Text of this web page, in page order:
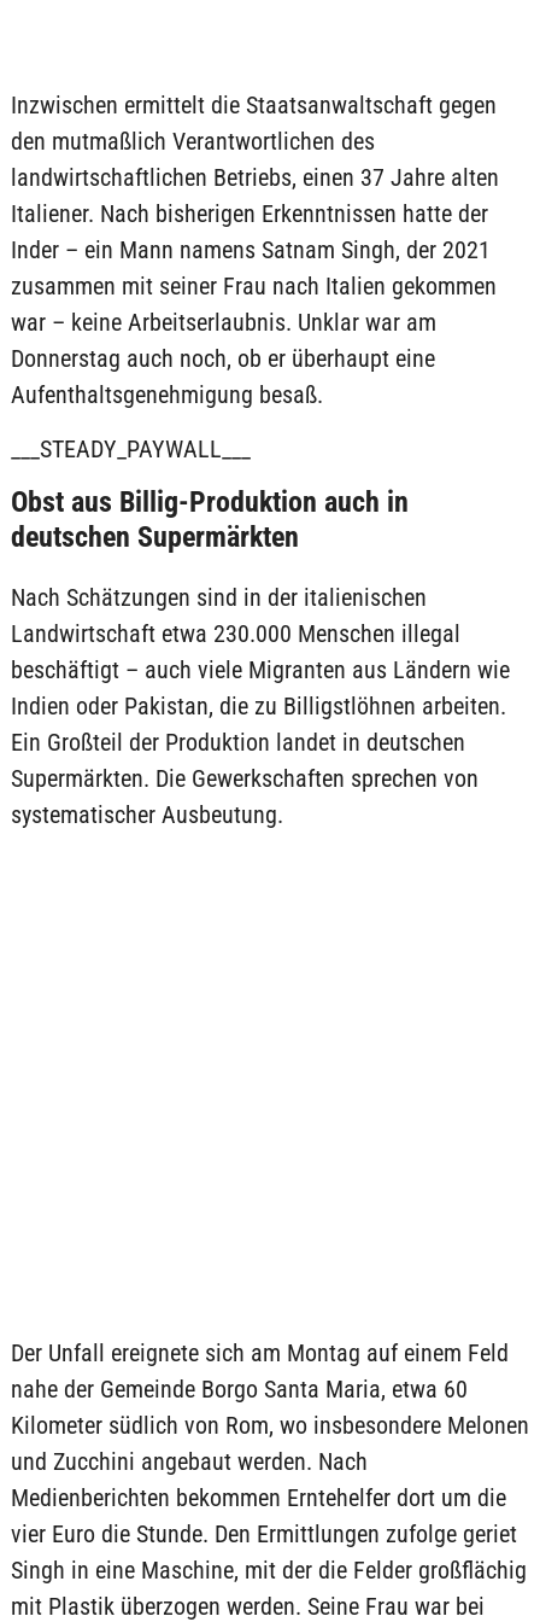
Inzwischen ermittelt die Staatsanwaltschaft gegen
den mutmaßlich Verantwortlichen des
landwirtschaftlichen Betriebs, einen 37 Jahre alten
Italiener. Nach bisherigen Erkenntnissen hatte der
Inder – ein Mann namens Satnam Singh, der 2021
zusammen mit seiner Frau nach Italien gekommen
war – keine Arbeitserlaubnis. Unklar war am
Donnerstag auch noch, ob er überhaupt eine
Aufenthaltsgenehmigung besaß.
___STEADY_PAYWALL___
Obst aus Billig-Produktion auch in
deutschen Supermärkten
Nach Schätzungen sind in der italienischen
Landwirtschaft etwa 230.000 Menschen illegal
beschäftigt – auch viele Migranten aus Ländern wie
Indien oder Pakistan, die zu Billigstlöhnen arbeiten.
Ein Großteil der Produktion landet in deutschen
Supermärkten. Die Gewerkschaften sprechen von
systematischer Ausbeutung.
Der Unfall ereignete sich am Montag auf einem Feld
nahe der Gemeinde Borgo Santa Maria, etwa 60
Kilometer südlich von Rom, wo insbesondere Melonen
und Zucchini angebaut werden. Nach
Medienberichten bekommen Erntehelfer dort um die
vier Euro die Stunde. Den Ermittlungen zufolge geriet
Singh in eine Maschine, mit der die Felder großflächig
mit Plastik überzogen werden. Seine Frau war bei